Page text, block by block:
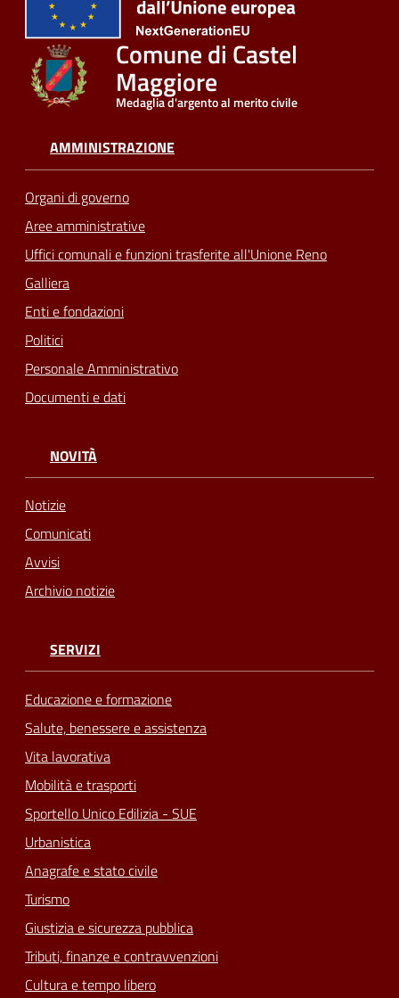
Comune di Castel
Maggiore
Medaglia d'argento al merito civile
AMMINISTRAZIONE
Organi di governo
Aree amministrative
Uffici comunali e funzioni trasferite all'Unione Reno
Galliera
Enti e fondazioni
Politici
Personale Amministrativo
Documenti e dati
NOVITÀ
Notizie
Comunicati
Avvisi
Archivio notizie
SERVIZI
Educazione e formazione
Salute, benessere e assistenza
Vita lavorativa
Mobilità e trasporti
Sportello Unico Edilizia - SUE
Urbanistica
Anagrafe e stato civile
Turismo
Giustizia e sicurezza pubblica
Tributi, finanze e contravvenzioni
Cultura e tempo libero